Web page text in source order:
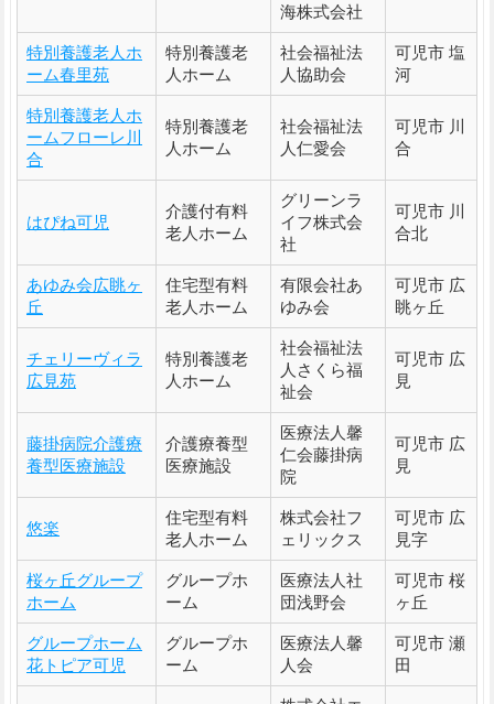
海株式会社
特別養護老人ホ
ーム春里苑
特別養護老
人ホーム
社会福祉法
人協助会
可児市 塩
河
特別養護老人ホ
ームフローレ川
合
特別養護老
人ホーム
社会福祉法
人仁愛会
可児市 川
合
はぴね可児
介護付有料
老人ホーム
グリーンラ
イフ株式会
社
可児市 川
合北
あゆみ会広眺ヶ
丘
住宅型有料
老人ホーム
有限会社あ
ゆみ会
可児市 広
眺ヶ丘
チェリーヴィラ
広見苑
特別養護老
人ホーム
社会福祉法
人さくら福
祉会
可児市 広
見
藤掛病院介護療
養型医療施設
介護療養型
医療施設
医療法人馨
仁会藤掛病
院
可児市 広
見
悠楽
住宅型有料
老人ホーム
株式会社フ
ェリックス
可児市 広
見字
桜ヶ丘グループ
ホーム
グループホ
ーム
医療法人社
団浅野会
可児市 桜
ヶ丘
グループホーム
花トピア可児
グループホ
ーム
医療法人馨
人会
可児市 瀬
田